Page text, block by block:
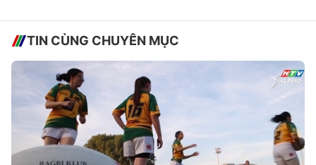
TIN CÙNG CHUYÊN MỤC